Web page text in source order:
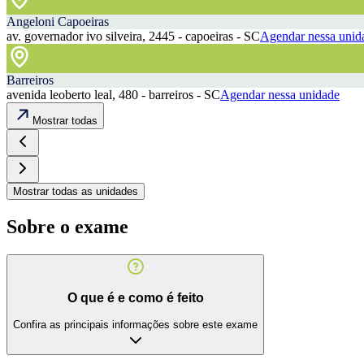
Angeloni Capoeiras
av. governador ivo silveira, 2445 - capoeiras - SCAgendar nessa
Barreiros
avenida leoberto leal, 480 - barreiros - SCAgendar nessa unidade
Mostrar todas
Mostrar todas as unidades
Sobre o exame
O que é e como é feito
Confira as principais informações sobre este exame